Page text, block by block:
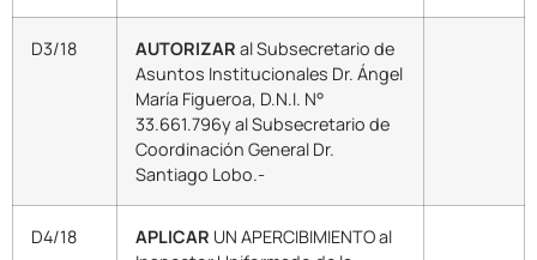
D3/18 AUTORIZAR al Subsecretario de
Asuntos Institucionales Dr. Ángel
María Figueroa, D.N.I. N°
33.661.796y al Subsecretario de
Coordinación General Dr.
Santiago Lobo.-
D4/18 APLICAR UN APERCIBIMIENTO al